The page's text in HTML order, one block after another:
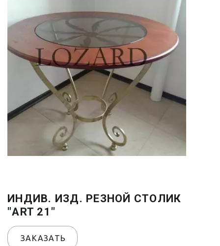
ИНДИВ. ИЗД. РЕЗНОЙ СТОЛИК
"ART 21"
ЗАКАЗАТЬ